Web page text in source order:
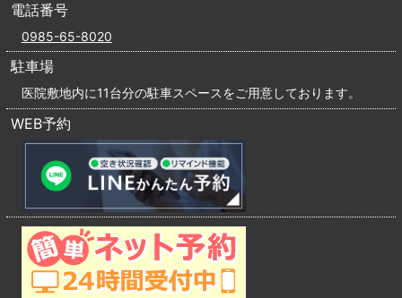
電話番号
0985-65-8020
駐車場
医院敷地内に11台分の駐車スペースをご用意しております。
WEB予約